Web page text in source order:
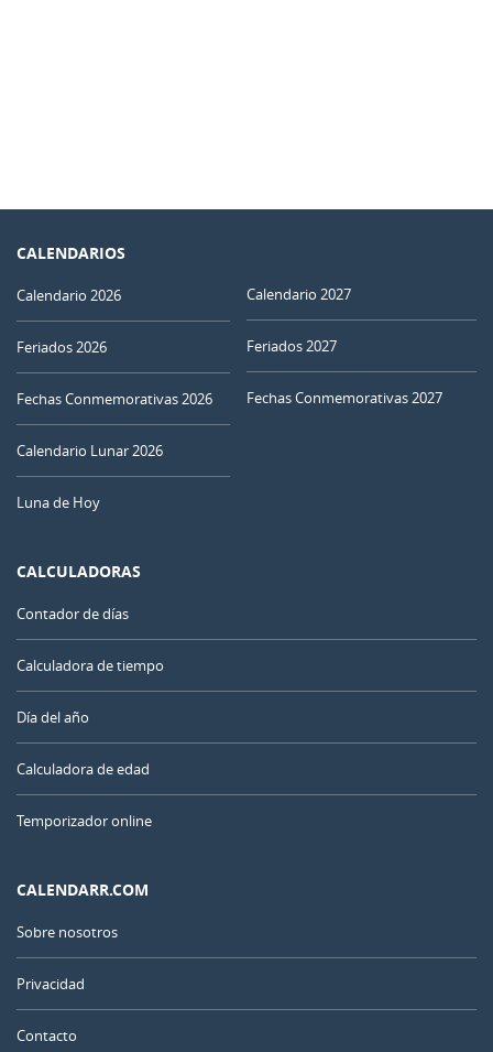
CALENDARIOS
Calendario 2026
Feriados 2026
Fechas Conmemorativas 2026
Calendario Lunar 2026
Luna de Hoy
Calendario 2027
Feriados 2027
Fechas Conmemorativas 2027
CALCULADORAS
Contador de días
Calculadora de tiempo
Día del año
Calculadora de edad
Temporizador online
CALENDARR.COM
Sobre nosotros
Privacidad
Contacto